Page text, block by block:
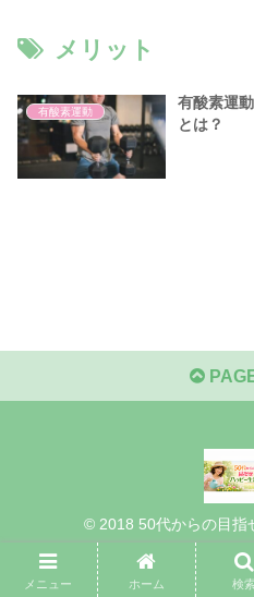
メリット
有酸素運動
有酸素運
とは？
© 2018 50代からの目指
メニュー ホーム 検